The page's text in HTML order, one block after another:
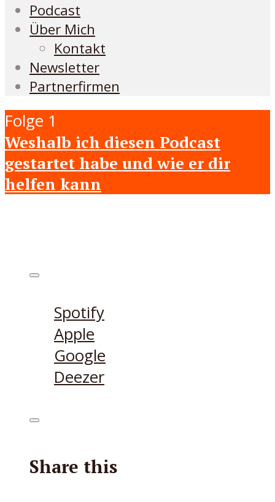
Podcast
Über Mich
Kontakt
Newsletter
Partnerfirmen
Folge 1
Weshalb ich diesen Podcast
gestartet habe und wie er dir
helfen kann
Spotify
Apple
Google
Deezer
Share this